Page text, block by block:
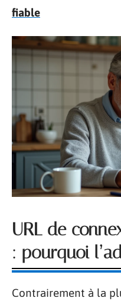
fiable
URL de
: pourquoi
Contrairement à la